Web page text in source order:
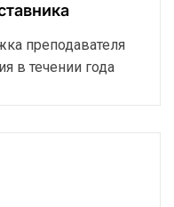
преподавателя
в течении года